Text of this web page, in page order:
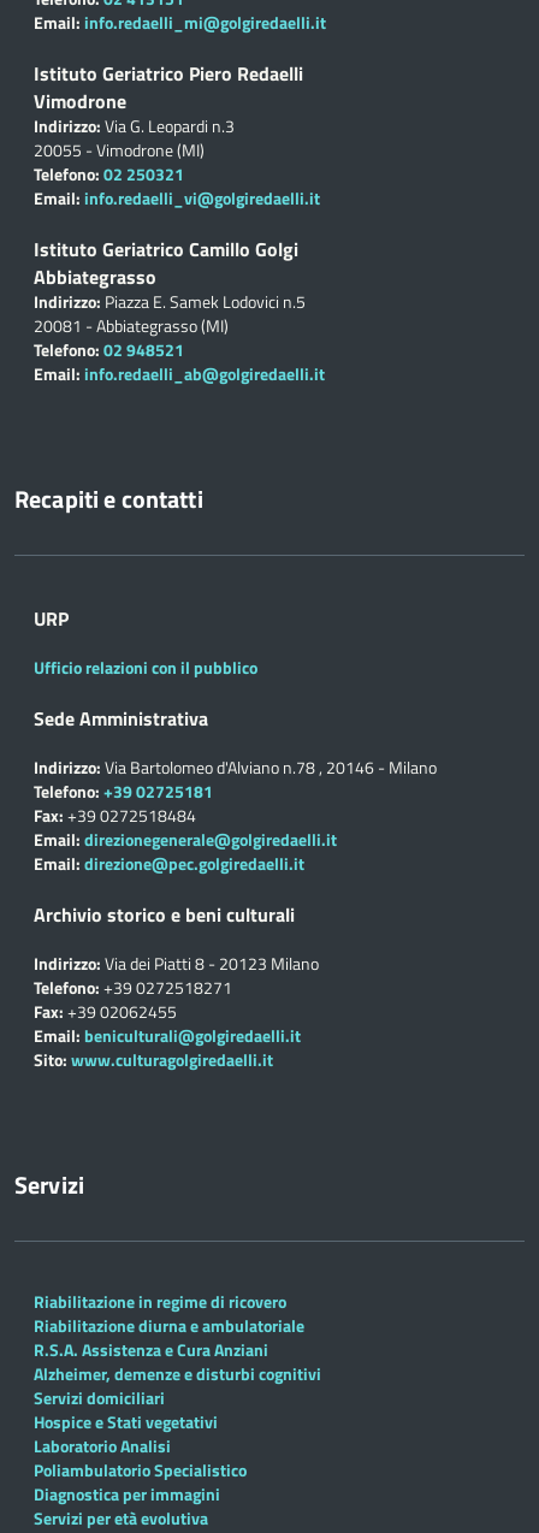
Email: info.redaelli_mi@golgiredaelli.it
Istituto Geriatrico Piero Redaelli
Vimodrone
Indirizzo:Via G. Leopardi n.3
20055 - Vimodrone (MI)
Telefono:02 250321
Email: info.redaelli_vi@golgiredaelli.it
Istituto Geriatrico Camillo Golgi
Abbiategrasso
Indirizzo: Piazza E. Samek Lodovici n.5
20081 - Abbiategrasso (MI)
Telefono:02 948521
Email: info.redaelli_ab@golgiredaelli.it
Recapiti e contatti
URP
Ufficio relazioni con il pubblico
Sede Amministrativa
Indirizzo:Via Bartolomeo d'Alviano n.78 , 20146 - Milano
Telefono:+39 02725181
Fax:+39 0272518484
Email:direzionegenerale@golgiredaelli.it
Email:direzione@pec.golgiredaelli.it
Archivio storico e beni culturali
Indirizzo:Via dei Piatti 8 - 20123 Milano
Telefono:+39 0272518271
Fax:+39 02062455
Email: beniculturali@golgiredaelli.it
Sito:www.culturagolgiredaelli.it
Servizi
Riabilitazione in regime di ricovero
Riabilitazione diurna e ambulatoriale
R.S.A. Assistenza e Cura Anziani
Alzheimer, demenze e disturbi cognitivi
Servizi domiciliari
Hospice e Stati vegetativi
Laboratorio Analisi
Poliambulatorio Specialistico
Diagnostica per immagini
Servizi per età evolutiva